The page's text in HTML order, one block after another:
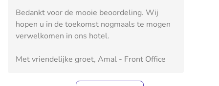
Bedankt voor de mooie beoordeling. Wij
hopen u in de toekomst nogmaals te mogen
verwelkomen in ons hotel.
Met vriendelijke groet, Amal - Front Office